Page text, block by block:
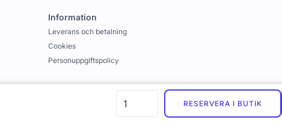
RESERVERA I BUTIK
Information
Leverans och betalning
Cookies
Personuppgiftspolicy